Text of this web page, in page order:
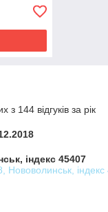
з 144 відгуків за рік
індекс 45407
Нововолинськ, індекс